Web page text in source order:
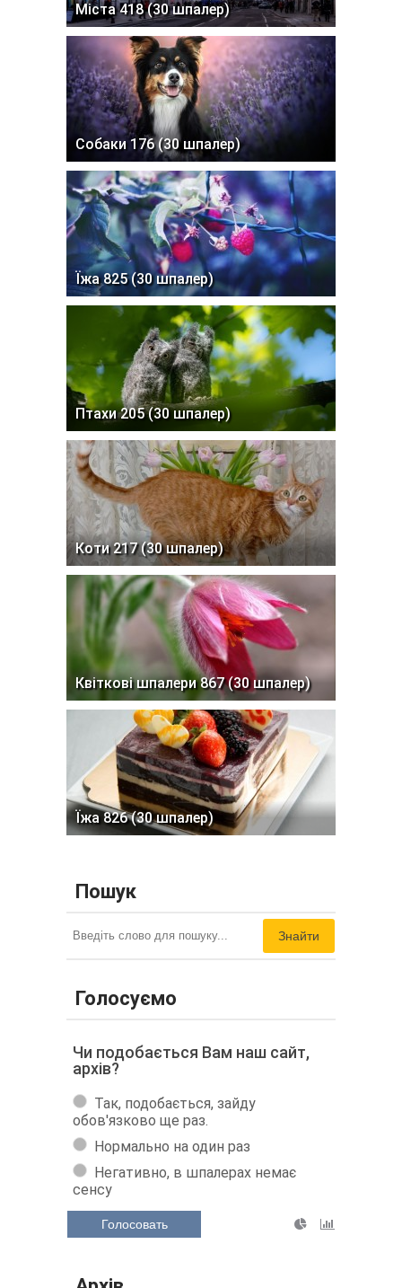
Міста 418 (30 шпалер)
Собаки 176 (30 шпалер)
Їжа 825 (30 шпалер)
Птахи 205 (30 шпалер)
Коти 217 (30 шпалер)
Квіткові шпалери 867 (30 шпалер)
Їжа 826 (30 шпалер)
Пошук
Знайти
Голосуємо
Чи подобається Вам наш сайт,
архів?
Так, подобається, зайду
обов'язково ще раз.
Нормально на один раз
Негативно, в шпалерах немає
сенсу
Голосовать